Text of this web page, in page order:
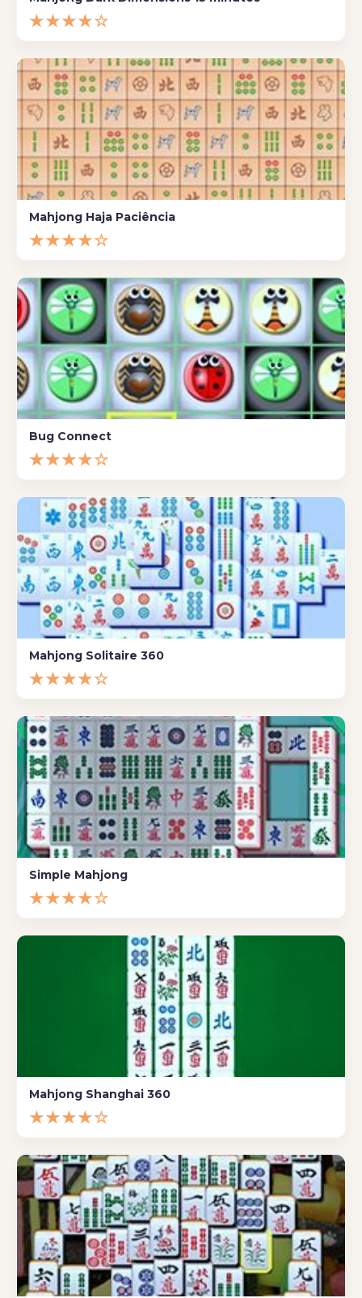
★★★★☆
Mahjong Haja Paciência
★★★★☆
Bug Connect
★★★★☆
Mahjong Solitaire 360
★★★★☆
Simple Mahjong
★★★★☆
Mahjong Shanghai 360
★★★★☆